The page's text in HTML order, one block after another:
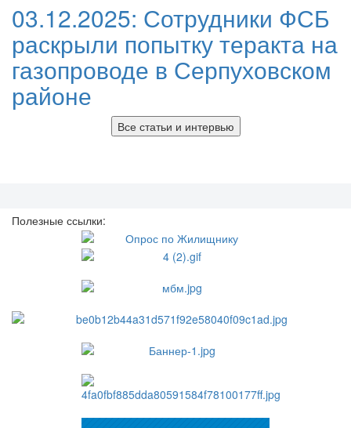
03.12.2025: Сотрудники ФСБ
раскрыли попытку теракта на
газопроводе в Серпуховском
районе
Все статьи и интервью
Полезные ссылки: